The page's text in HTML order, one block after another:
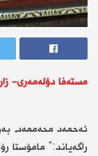
مستەفا دۆلەمەری-
ئەحمەد محەممەد،
راگەیاند:” مامۆستا